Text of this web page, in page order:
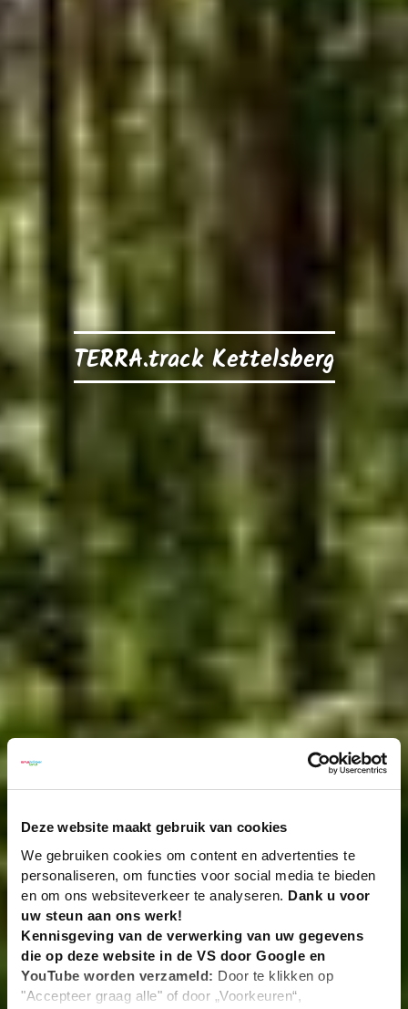
Deze website maakt gebruik van cookies
We gebruiken cookies om content en advertenties te
personaliseren, om functies voor social media te bieden
en om ons websiteverkeer te analyseren. Dank u voor
uw steun aan ons werk!
Kennisgeving van de verwerking van uw gegevens
die op deze website in de VS door Google en
YouTube worden verzameld: Door te klikken op
"Accepteer graag alle" of door „Voorkeuren“,
TERRA.track Kettelsberg